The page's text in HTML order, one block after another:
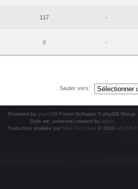
117 -
0 -
Sauter vers:
Powered by phpBB® Forum Software © phpBB Group.
Style we_universalcreated by weeb
Traduction réalisée par Maël Soucaze © 2010 phpBB.fr